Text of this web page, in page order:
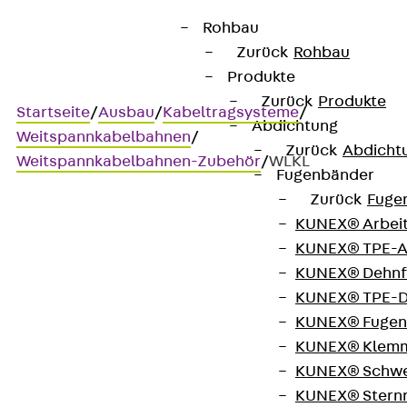
Rohbau
Zurück Rohbau
Produkte
Zurück Produkte
Abdichtung
Zurück
Fugenbänder
Zurück
KUNEX®
KUNEX®
KUNEX®
KUNEX®
KUNEX®
KUNEX®
KUNEX®
KUNEX®
Startseite/Ausbau/Kabeltragsysteme/
Weitspannkabelbahnen/
Weitspannkabelbahnen-Zubehör/WLKL
Weitspannkabelbahnen-